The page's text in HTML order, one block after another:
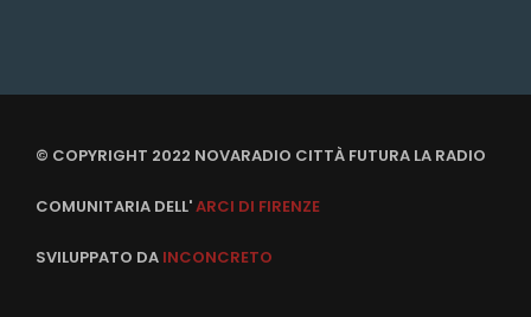
© COPYRIGHT 2022 NOVARADIO CITTÀ FUTURA LA RADIO
COMUNITARIA DELL'ARCI DI FIRENZE
SVILUPPATO DA INCONCRETO